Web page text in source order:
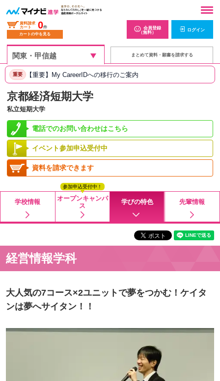
資料請求
カート
0件
カートの中を見る
会員登録
（無料）
ログイン
まとめて資料・願書を請求する
重要 【重要】My CareerIDへの移行のご案内
京都経済短期大学
私立短期大学
電話でのお問い合わせはこちら
イベント参加申込受付中
資料を請求できます
学校情報
オープンキャンパ
ス
参加申込受付中！
学びの特色 先輩情報
経営情報学科
大人気の7コース×2ユニットで夢をつかむ！ケイタ
ンは夢へサイタン！！